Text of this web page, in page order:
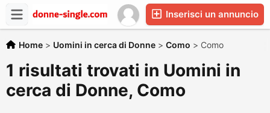
Inserisci un annuncio
Home > Uomini in cerca di Donne > Como > Como
1 risultati trovati in Uomini in
cerca di Donne, Como